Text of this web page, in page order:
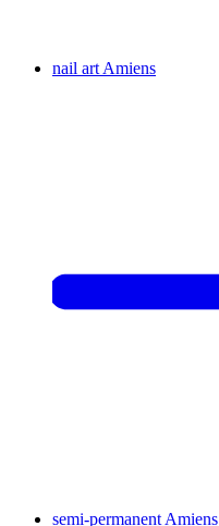
nail art Amiens
semi-permanent Amiens